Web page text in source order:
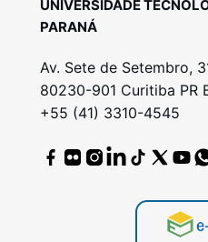
UNIVERSIDADE
PARANÁ
Av. Sete de Setembro,
80230-901 Curitiba
+55 (41) 3310-4545